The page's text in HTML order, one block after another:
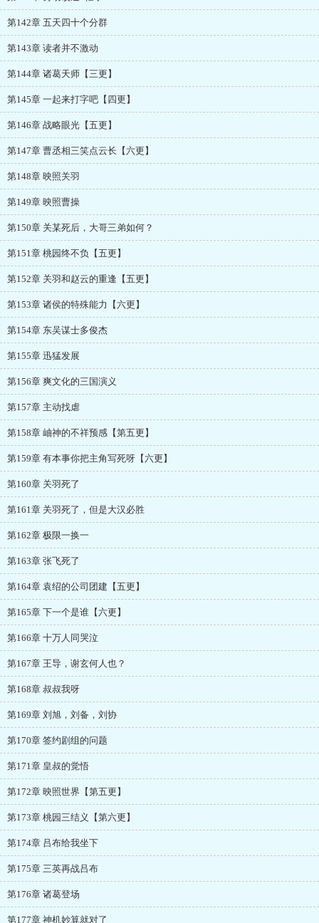
第142章 五天四十个分群
第143章 读者并不激动
第144章 诸葛天师【三更】
第145章 一起来打字吧【四更】
第146章 战略眼光【五更】
第147章 曹丞相三笑点云长【六更】
第148章 映照关羽
第149章 映照曹操
第150章 关某死后，大哥三弟如何？
第151章 桃园终不负【五更】
第152章 关羽和赵云的重逢【五更】
第153章 诸侯的特殊能力【六更】
第154章 东吴谋士多俊杰
第155章 迅猛发展
第156章 爽文化的三国演义
第157章 主动找虐
第158章 岫神的不祥预感【第五更】
第159章 有本事你把主角写死呀【六更】
第160章 关羽死了
第161章 关羽死了，但是大汉必胜
第162章 极限一换一
第163章 张飞死了
第164章 袁绍的公司团建【五更】
第165章 下一个是谁【六更】
第166章 十万人同哭泣
第167章 王导，谢玄何人也？
第168章 叔叔我呀
第169章 刘旭，刘备，刘协
第170章 签约剧组的问题
第171章 皇叔的觉悟
第172章 映照世界【第五更】
第173章 桃园三结义【第六更】
第174章 吕布给我坐下
第175章 三英再战吕布
第176章 诸葛登场
第177章 神机妙算就对了